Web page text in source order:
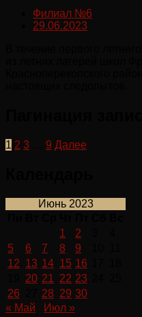
Филиал №6
29.06.2023
1 2 3 9 Далее
Июнь 2023
1
2
5
6 7 8 9
12 13 14 15 16
20 21 22 23
26
28 29 30
« Май
Июл »